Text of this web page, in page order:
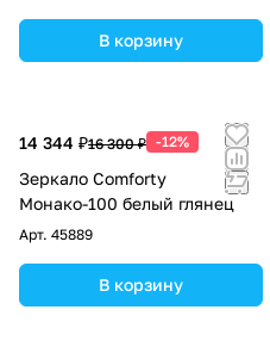
В корзину
14 344 ₽16 300 ₽ -12%
Зеркало Comforty
Монако-100 белый глянец
Арт. 45889
В корзину